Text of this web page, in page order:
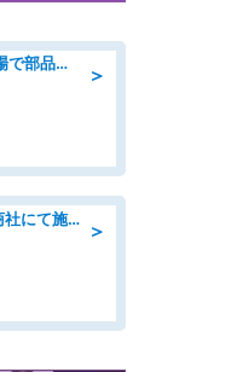
＞
寮費無料/トヨタ自動車 田原工場で部品の組立製造/tutumi
＞
工事・土木施工管理/総合技術商社にて施工管理のお仕事/即日勤務可/車通勤可/工事・土木施工管理/生産・品質管理